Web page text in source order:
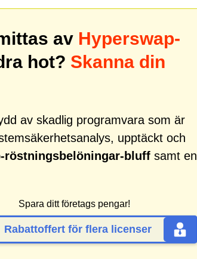
av Hyperswap-
hot? Skanna din
av skadlig programvara som är
upptäckt och
röstningsbelöningar-bluff samt en
Spara ditt företags pengar!
Rabattoffert för flera licenser